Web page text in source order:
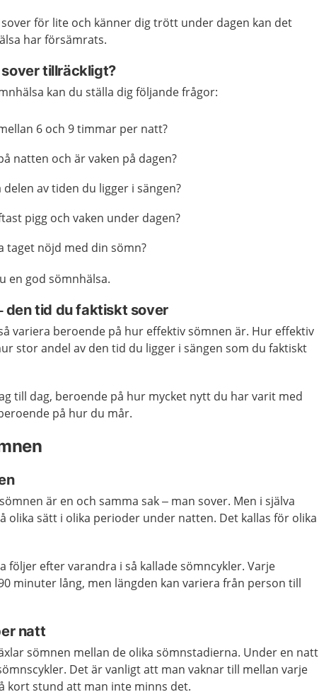
för lite och känner dig trött under dagen kan det
har försämrats.
tillräckligt?
kan du ställa dig följande frågor:
6 och 9 timmar per natt?
natten och är vaken på dagen?
av tiden du ligger i sängen?
pigg och vaken under dagen?
taget nöjd med din sömn?
en god sömnhälsa.
den tid du faktiskt sover
variera beroende på hur effektiv sömnen är. Hur effektiv
stor andel av den tid du ligger i sängen som du faktiskt
till dag, beroende på hur mycket nytt du har varit med
på hur du mår.
är en och samma sak – man sover. Men i själva
olika sätt i olika perioder under natten. Det kallas för olika
följer efter varandra i så kallade sömncykler. Varje
minuter lång, men längden kan variera från person till
natt
sömnen mellan de olika sömnstadierna. Under en natt
Det är vanligt att man vaknar till mellan varje
kort stund att man inte minns det.